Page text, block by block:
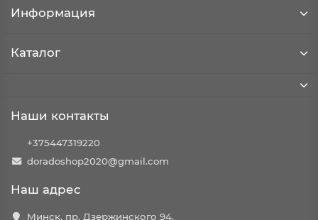
Информация
Каталог
Наши контакты
+375447319220
doradoshop2020@gmail.com
Наш адрес
Минск, пр. Дзержинского 94.